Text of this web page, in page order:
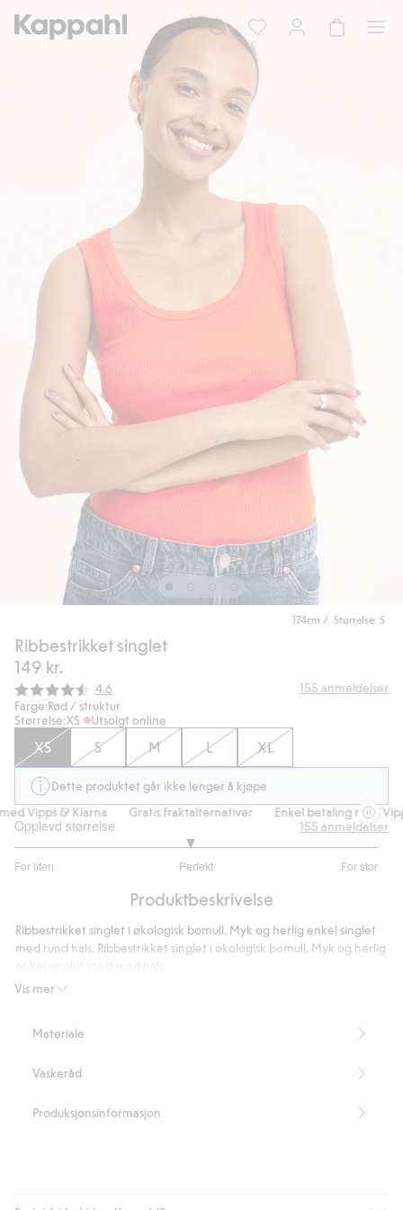
174cm / Størrelse: S
Ribbestrikket singlet
149 kr.
Gjennomsnittskarakter:
4.6 155 anmeldelser
Farge:Rød / struktur
Størrelse:XS Utsolgt online
XS S M L XL
Dette produktet går ikke lenger å kjøpe
Vipps & Klarna
Gratis fraktalternativer Enkel betaling med
Opplevd størrelse
For liten Perfekt For stor
av
110
stemmer
155 anmeldelser
Produktbeskrivelse
Vis mer
Ribbestrikket singlet i økologisk bomull. Myk og herlig enkel singlet
med rund hals. Ribbestrikket singlet i økologisk bomull. Myk og herlig
erstattet av økologisk bomull
Inneholder 95 % økologisk bomull.
Organic cotton In-conversion – GOTS
Materiale
Vaskeråd
Produksjonsinformasjon